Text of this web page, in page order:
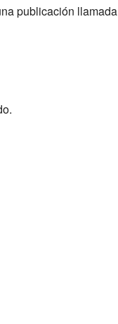
publicación llamada